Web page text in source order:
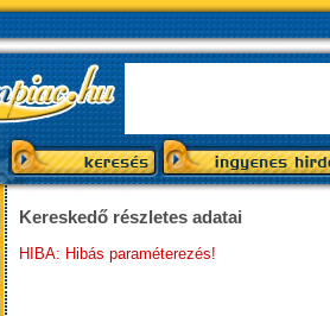
Kereskedő részletes adatai
HIBA: Hibás paraméterezés!